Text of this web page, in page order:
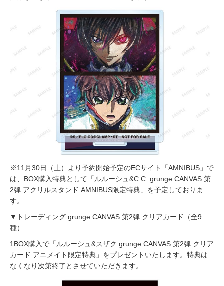
※11月30日（土）より予約開始予定のECサイト「AMNIBUS」で
は、BOX購入特典として「ルルーシュ&C.C. grunge CANVAS 第
2弾 アクリルスタンド AMNIBUS限定特典」を予定しておりま
す。
▼トレーディング grunge CANVAS 第2弾 クリアカード（全9
種）
1BOX購入で「ルルーシュ&スザク grunge CANVAS 第2弾 クリア
カード アニメイト限定特典」をプレゼントいたします。特典は
なくなり次第終了とさせていただきます。